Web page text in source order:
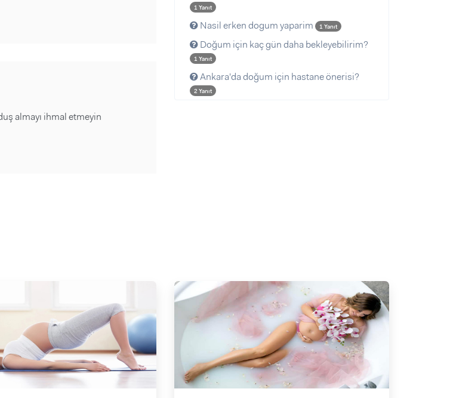
almayı ihmal etmeyin
1 Yanıt
Nasil erken dogum yaparim 1 Yanıt
Doğum için kaç gün daha bekleyebilirim?
1 Yanıt
Ankara'da doğum için hastane önerisi?
2 Yanıt